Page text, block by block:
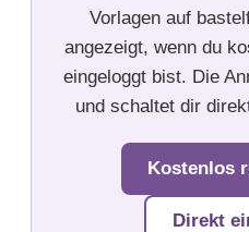
Vorlagen auf
angezeigt, wenn du
eingeloggt bist. Die
und schaltet dir
Kostenlos
Direkt